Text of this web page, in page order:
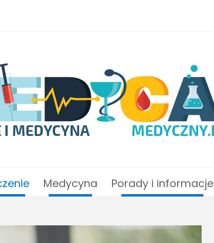
Medycyna Porady i informacje